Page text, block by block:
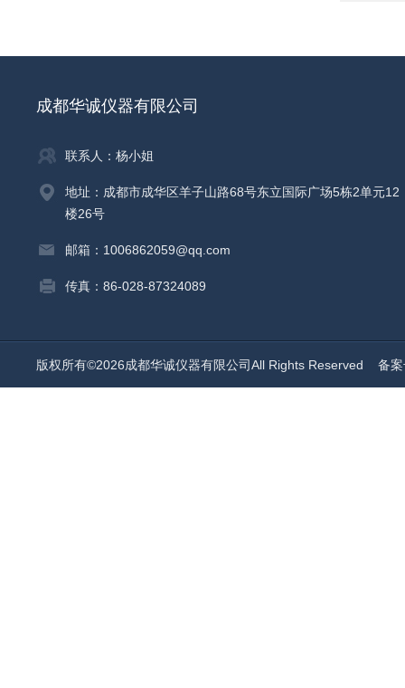
成都华诚仪器有限公司
联系人：杨小姐
地址：成都市成华区羊子山路68号东立国际广场5栋2单元12
楼26号
邮箱：1006862059@qq.com
传真：86-028-87324089
版权所有©2026成都华诚仪器有限公司All Rights Reserved 备